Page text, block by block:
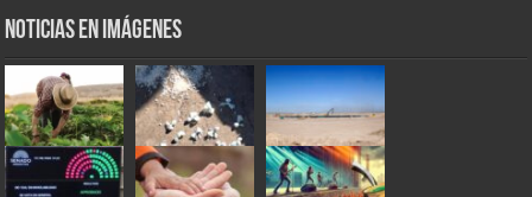
Noticias en Imágenes